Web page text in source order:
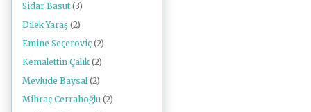
Sidar Basut (3)
Dilek Yaraş (2)
Emine Seçeroviç (2)
Kemalettin Çalık (2)
Mevlude Baysal (2)
Mihraç Cerrahoğlu (2)